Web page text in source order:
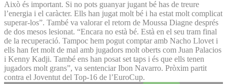
Això és important. Si no pots guanyar jugant bé has de treure
l’energia i el caràcter. Ells han jugat molt bé i ha estat molt complicat
superar-los”. També va valorar el retorn de Moussa Diagne després
de dos mesos lesionat. “Encara no està bé. Està en el seu tram final
de la recuperació. Tampoc hem pogut comptar amb Nacho Llovet i
ells han fet molt de mal amb jugadors molt oberts com Juan Palacios
i Kenny Kadji. També ens han posat set taps i és que ells tenen
jugadors molt grans”, va sentenciar Ibon Navarro. Pròxim partit
contra el Joventut del Top-16 de l’EuroCup.